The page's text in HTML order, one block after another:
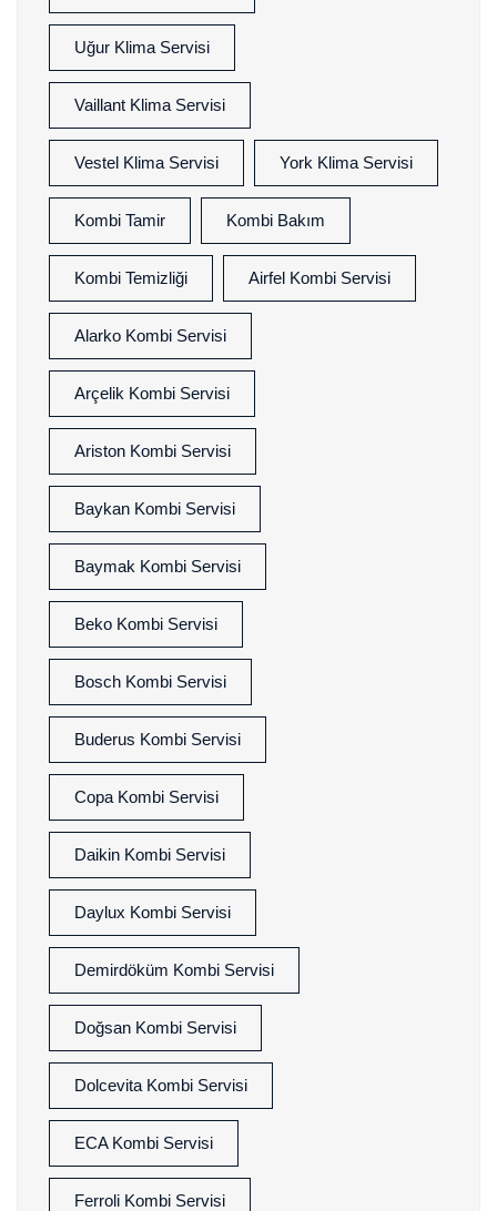
Uğur Klima Servisi
Vaillant Klima Servisi
Vestel Klima Servisi York Klima Servisi
Kombi Tamir Kombi Bakım
Kombi Temizliği Airfel Kombi Servisi
Alarko Kombi Servisi
Arçelik Kombi Servisi
Ariston Kombi Servisi
Baykan Kombi Servisi
Baymak Kombi Servisi
Beko Kombi Servisi
Bosch Kombi Servisi
Buderus Kombi Servisi
Copa Kombi Servisi
Daikin Kombi Servisi
Daylux Kombi Servisi
Demirdöküm Kombi Servisi
Doğsan Kombi Servisi
Dolcevita Kombi Servisi
ECA Kombi Servisi
Ferroli Kombi Servisi